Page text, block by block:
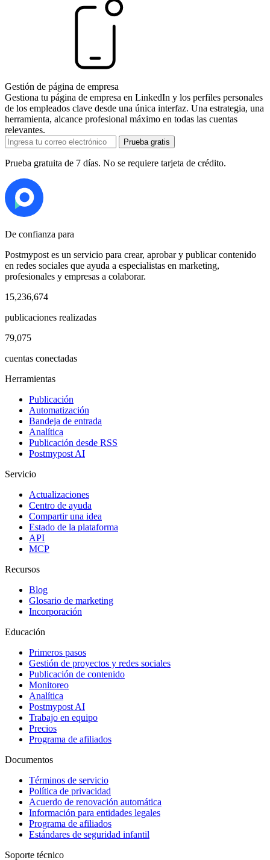
Gestión de página de empresa
Gestiona tu página de empresa en LinkedIn y los perfiles personales
de los empleados clave desde una única interfaz. Una estrategia, una
herramienta, alcance profesional máximo en todas las cuentas
relevantes.
Prueba gratis
Prueba gratuita de 7 días. No se requiere tarjeta de crédito.
De confianza para
Postmypost es un servicio para crear, aprobar y publicar contenido
en redes sociales que ayuda a especialistas en marketing,
profesionales y empresas a colaborar.
15,236,674
publicaciones realizadas
79,075
cuentas conectadas
Herramientas
Publicación
Automatización
Bandeja de entrada
Analítica
Publicación desde RSS
Postmypost AI
Servicio
Actualizaciones
Centro de ayuda
Compartir una idea
Estado de la plataforma
API
MCP
Recursos
Blog
Glosario de marketing
Incorporación
Educación
Primeros pasos
Gestión de proyectos y redes sociales
Publicación de contenido
Monitoreo
Analítica
Postmypost AI
Trabajo en equipo
Precios
Programa de afiliados
Documentos
Términos de servicio
Política de privacidad
Acuerdo de renovación automática
Información para entidades legales
Programa de afiliados
Estándares de seguridad infantil
Soporte técnico